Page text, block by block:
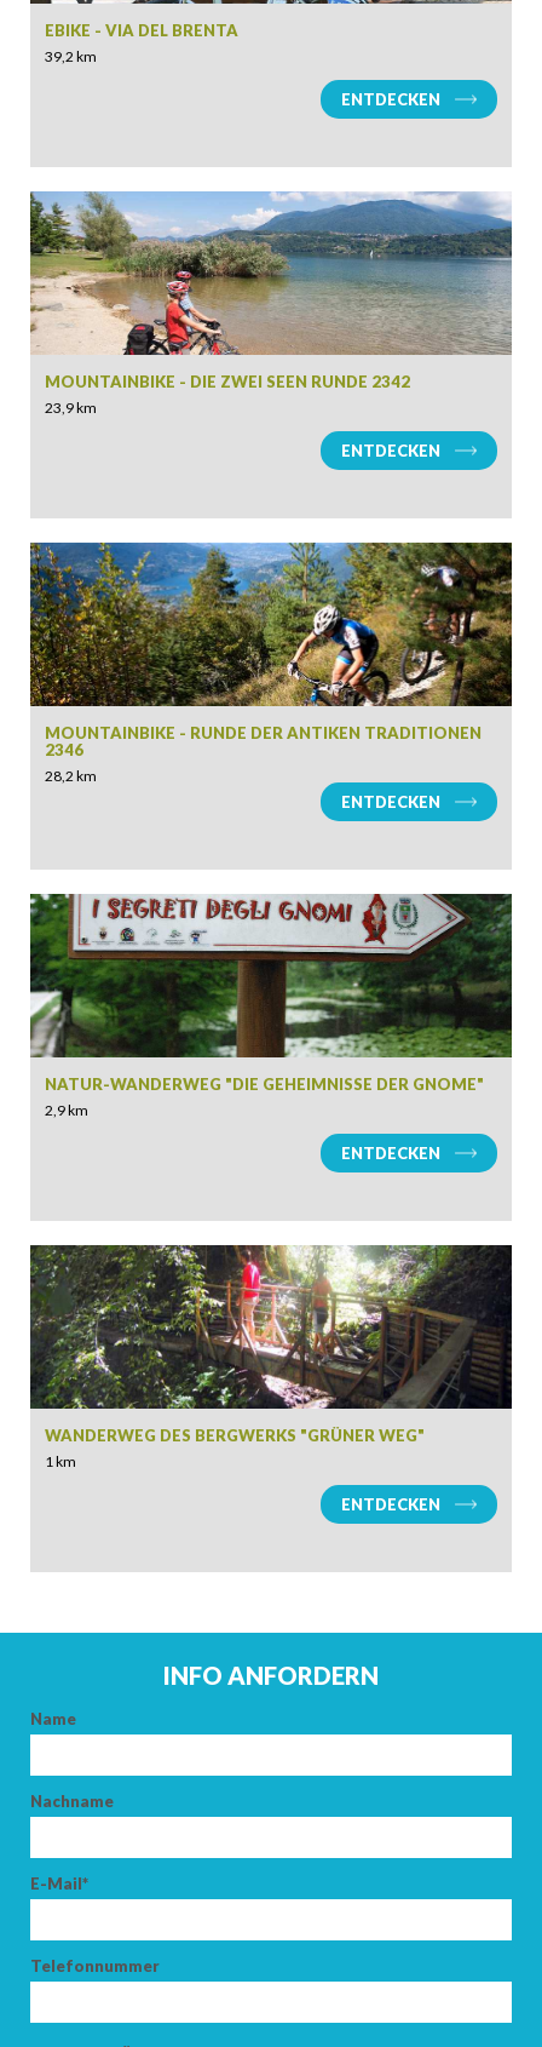
ABFAHRT
ERWACHSENE
SUCHEN
EBIKE - VIA DEL BRENTA
39,2 km
ENTDECKEN
MOUNTAINBIKE - DIE ZWEI SEEN RUNDE 2342
23,9 km
ENTDECKEN
MOUNTAINBIKE - RUNDE DER ANTIKEN TRADITIONEN
2346
28,2 km
ENTDECKEN
NATUR-WANDERWEG "DIE GEHEIMNISSE DER GNOME"
2,9 km
ENTDECKEN
WANDERWEG DES BERGWERKS "GRÜNER WEG"
1 km
ENTDECKEN
INFO ANFORDERN
Name
Nachname
E-Mail*
Telefonnummer